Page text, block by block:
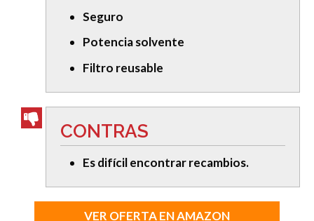
Seguro
Potencia solvente
Filtro reusable
CONTRAS
Es difícil encontrar recambios.
VER OFERTA EN AMAZON